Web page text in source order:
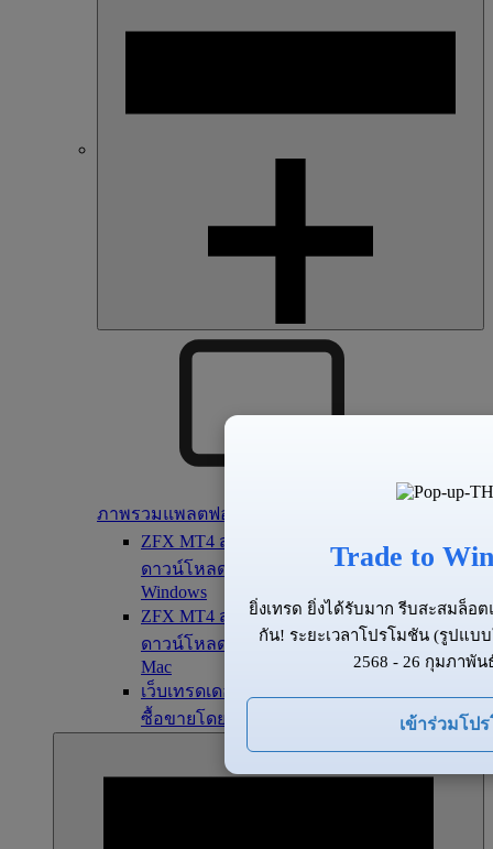
ภาพรวมแพลตฟอร์ม
ZFX MT4 สำหรับ PC
ดาวน์โหลดเทอร์มินัล MT4 สำหรับอุปกรณ์
Windows
ZFX MT4 สำหรับ Mac
ดาวน์โหลดเทอร์มินัล MT4 สำหรับอุปกรณ์
Mac
เว็บเทรดเดอร์ ZFX
ซื้อขายโดยตรงจากเบราว์เซอร์ของคุณ
Trade to
ยิ่งเทรด ยิ่งได้รับมาก รีบสะสมล็อ
กัน! ระยะเวลาโปรโมชัน (รูปแบ
2568 - 26 กุมภาพัน
เข้าร่วมโป